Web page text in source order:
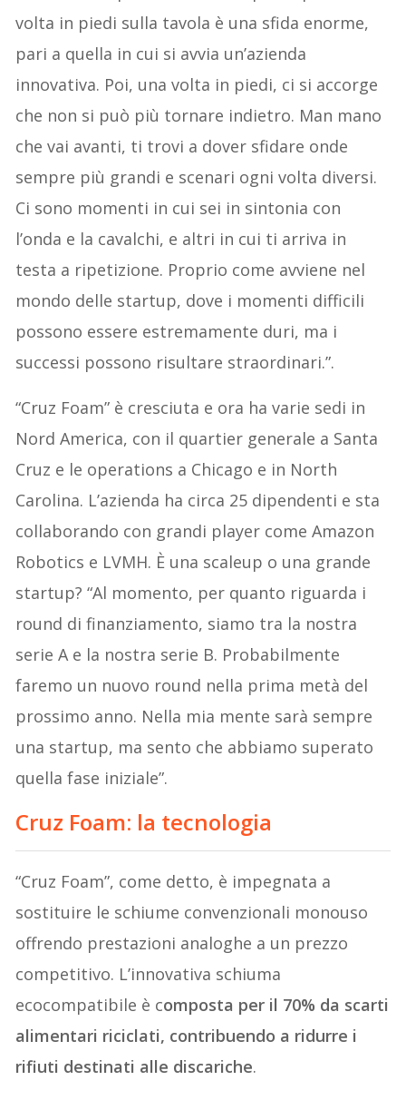
volta in piedi sulla tavola è una sfida enorme,
pari a quella in cui si avvia un’azienda
innovativa. Poi, una volta in piedi, ci si accorge
che non si può più tornare indietro. Man mano
che vai avanti, ti trovi a dover sfidare onde
sempre più grandi e scenari ogni volta diversi.
Ci sono momenti in cui sei in sintonia con
l’onda e la cavalchi, e altri in cui ti arriva in
testa a ripetizione. Proprio come avviene nel
mondo delle startup, dove i momenti difficili
possono essere estremamente duri, ma i
successi possono risultare straordinari.”.
“Cruz Foam” è cresciuta e ora ha varie sedi in
Nord America, con il quartier generale a Santa
Cruz e le operations a Chicago e in North
Carolina. L’azienda ha circa 25 dipendenti e sta
collaborando con grandi player come Amazon
Robotics e LVMH. È una scaleup o una grande
startup? “Al momento, per quanto riguarda i
round di finanziamento, siamo tra la nostra
serie A e la nostra serie B. Probabilmente
faremo un nuovo round nella prima metà del
prossimo anno. Nella mia mente sarà sempre
una startup, ma sento che abbiamo superato
quella fase iniziale”.
Cruz Foam: la tecnologia
“Cruz Foam”, come detto, è impegnata a
sostituire le schiume convenzionali monouso
offrendo prestazioni analoghe a un prezzo
competitivo. L’innovativa schiuma
ecocompatibile è composta per il 70% da scarti
alimentari riciclati, contribuendo a ridurre i
rifiuti destinati alle discariche.